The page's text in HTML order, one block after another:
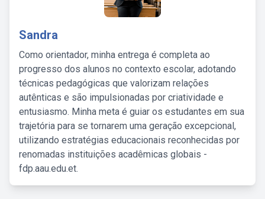
Sandra
Como orientador, minha entrega é completa ao
progresso dos alunos no contexto escolar, adotando
técnicas pedagógicas que valorizam relações
autênticas e são impulsionadas por criatividade e
entusiasmo. Minha meta é guiar os estudantes em sua
trajetória para se tornarem uma geração excepcional,
utilizando estratégias educacionais reconhecidas por
renomadas instituições acadêmicas globais -
fdp.aau.edu.et.